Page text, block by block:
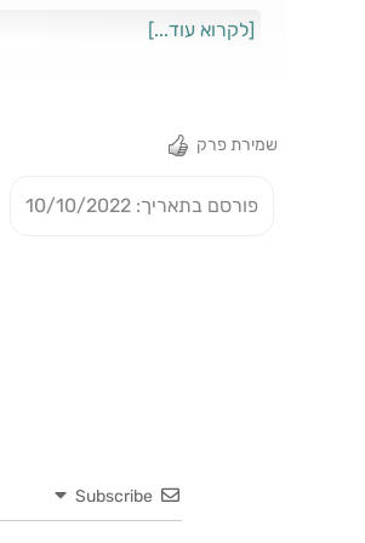
במועדון. עמית לוינטל וניסים
[לקרוא עוד...]
שמירת פרק
פורסם בתאריך: 10/10/2022
Subscribe